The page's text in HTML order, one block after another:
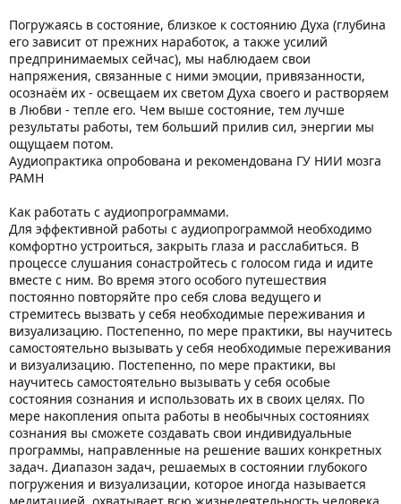
Погружаясь в состояние, близкое к состоянию Духа (глубина
его зависит от прежних наработок, а также усилий
предпринимаемых сейчас), мы наблюдаем свои
напряжения, связанные с ними эмоции, привязанности,
осознаём их - освещаем их светом Духа своего и растворяем
в Любви - тепле его. Чем выше состояние, тем лучше
результаты работы, тем больший прилив сил, энергии мы
ощущаем потом.
Аудиопрактика опробована и рекомендована ГУ НИИ мозга
РАМН
Как работать с аудиопрограммами.
Для эффективной работы с аудиопрограммой необходимо
комфортно устроиться, закрыть глаза и расслабиться. В
процессе слушания сонастройтесь с голосом гида и идите
вместе с ним. Во время этого особого путешествия
постоянно повторяйте про себя слова ведущего и
стремитесь вызвать у себя необходимые переживания и
визуализацию. Постепенно, по мере практики, вы научитесь
самостоятельно вызывать у себя необходимые переживания
и визуализацию. Постепенно, по мере практики, вы
научитесь самостоятельно вызывать у себя особые
состояния сознания и использовать их в своих целях. По
мере накопления опыта работы в необычных состояниях
сознания вы сможете создавать свои индивидуальные
программы, направленные на решение ваших конкретных
задач. Диапазон задач, решаемых в состоянии глубокого
погружения и визуализации, которое иногда называется